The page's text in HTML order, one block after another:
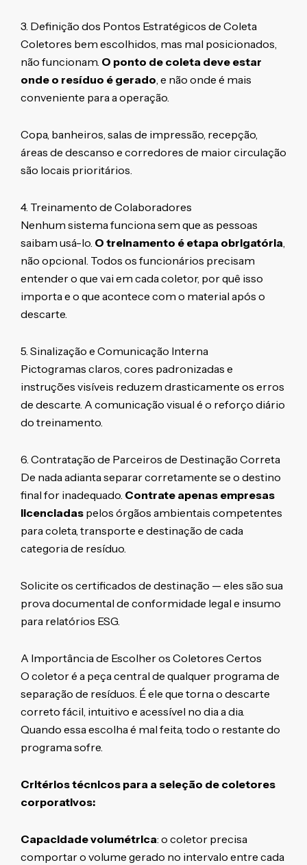
3. Definição dos Pontos Estratégicos de Coleta
Coletores bem escolhidos, mas mal posicionados,
não funcionam. O ponto de coleta deve estar
onde o resíduo é gerado , e não onde é mais
conveniente para a operação.
Copa, banheiros, salas de impressão, recepção,
áreas de descanso e corredores de maior circulação
são locais prioritários.
4. Treinamento de Colaboradores
Nenhum sistema funciona sem que as pessoas
saibam usá-lo. O treinamento é etapa obrigatória
não opcional. Todos os funcionários precisam
entender o que vai em cada coletor, por quê isso
importa e o que acontece com o material após o
descarte.
5. Sinalização e Comunicação Interna
Pictogramas claros, cores padronizadas e
instruções visíveis reduzem drasticamente os erros
de descarte. A comunicação visual é o reforço diário
do treinamento.
6. Contratação de Parceiros de Destinação Correta
De nada adianta separar corretamente se o destino
final for inadequado. Contrate apenas empresas
licenciadaspelos órgãos ambientais competentes
para coleta, transporte e destinação de cada
categoria de resíduo.
Solicite os certificados de destinação — eles são sua
prova documental de conformidade legal e insumo
para relatórios ESG.
A Importância de Escolher os Coletores Certos
O coletor é a peça central de qualquer programa de
separação de resíduos. É ele que torna o descarte
correto fácil, intuitivo e acessível no dia a dia.
Quando essa escolha é mal feita, todo o restante do
programa sofre.
Critérios técnicos para a seleção de coletores
corporativos:
Capacidade volumétrica: o coletor precisa
comportar o volume gerado no intervalo entre cada